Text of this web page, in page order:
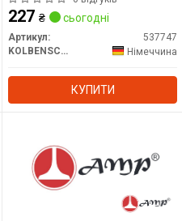
227 ₴ сьогодні
Артикул:
537747
KOLBENSCHMIDT
Німеччина
КУПИТИ